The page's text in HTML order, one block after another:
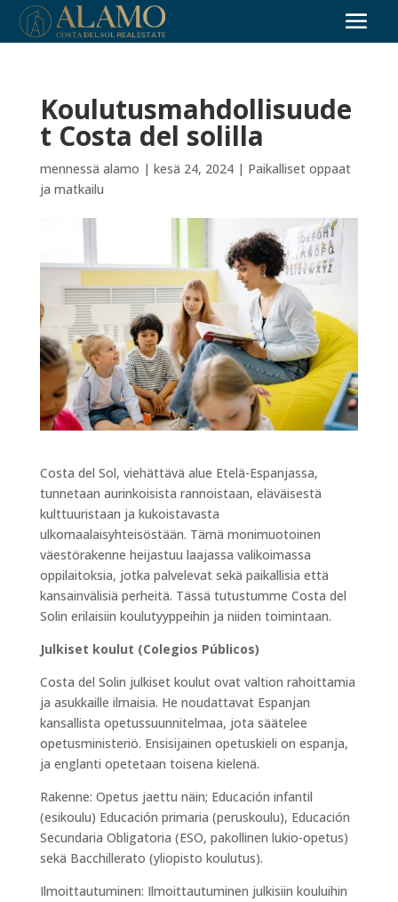
Koulutusmahdollisuude
t Costa del solilla
mennessä alamo | kesä 24, 2024| Paikalliset oppaat
ja matkailu
Costa del Sol, viehättävä alue Etelä-Espanjassa,
tunnetaan aurinkoisista rannoistaan, eläväisestä
kulttuuristaan ja kukoistavasta
ulkomaalaisyhteisöstään. Tämä monimuotoinen
väestörakenne heijastuu laajassa valikoimassa
oppilaitoksia, jotka palvelevat sekä paikallisia että
kansainvälisiä perheitä. Tässä tutustumme Costa del
Solin erilaisiin koulutyyppeihin ja niiden toimintaan.
Julkiset koulut (Colegios Públicos)
Costa del Solin julkiset koulut ovat valtion rahoittamia
ja asukkaille ilmaisia. He noudattavat Espanjan
kansallista opetussuunnitelmaa, jota säätelee
opetusministeriö. Ensisijainen opetuskieli on espanja,
ja englanti opetetaan toisena kielenä.
Rakenne: Opetus jaettu näin; Educación infantil
(esikoulu) Educación primaria (peruskoulu), Educación
Secundaria Obligatoria (ESO, pakollinen lukio-opetus)
sekä Bacchillerato (yliopisto koulutus).
Ilmoittautuminen: Ilmoittautuminen julkisiin kouluihin